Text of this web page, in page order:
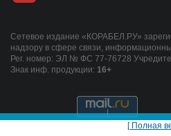
Сетевое издание «КОРАБЕЛ.РУ»
надзору в сфере связи,
Рег. номер: ЭЛ № ФС 77-76728
Знак инф. продукции: 16+
[ Полная